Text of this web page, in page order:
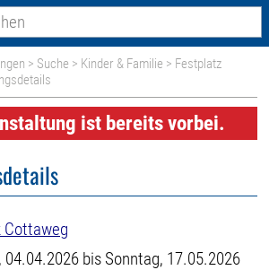
> Suche > Kinder & Familie > Festplatz
ist bereits vorbei.
Cottaweg
04.04.2026 bis Sonntag, 17.05.2026